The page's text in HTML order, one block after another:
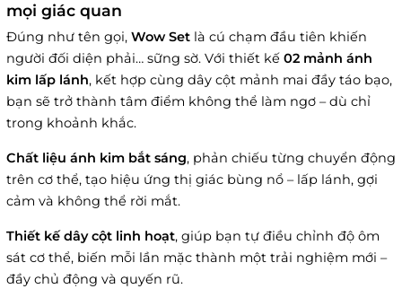
mọi giác quan
Đúng như tên gọi, Wow Set là cú chạm đầu tiên khiến
người đối diện phải… sững sờ. Với thiết kế 02 mảnh ánh
kim lấp lánh, kết hợp cùng dây cột mảnh mai đầy táo bạo,
bạn sẽ trở thành tâm điểm không thể làm ngơ – dù chỉ
trong khoảnh khắc.
Chất liệu ánh kim bắt sáng, phản chiếu từng chuyển động
trên cơ thể, tạo hiệu ứng thị giác bùng nổ – lấp lánh, gợi
cảm và không thể rời mắt.
Thiết kế dây cột linh hoạt, giúp bạn tự điều chỉnh độ ôm
sát cơ thể, biến mỗi lần mặc thành một trải nghiệm mới –
đầy chủ động và quyến rũ.